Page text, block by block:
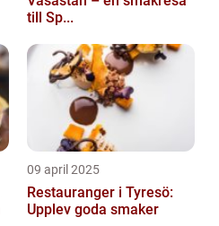
till Sp...
09 april 2025
Restauranger i Tyresö:
Upplev goda smaker